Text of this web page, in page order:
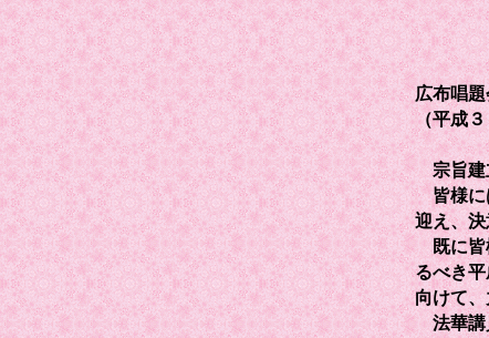
広布唱題
（平成
宗旨建
皆様に
迎え、
既に皆
るべき
向けて
法華講